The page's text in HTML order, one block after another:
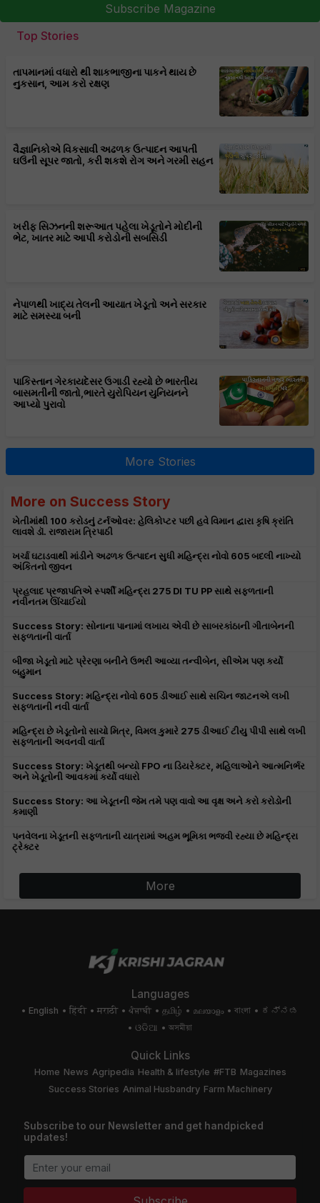
Subscribe Magazine
Top Stories
તાપમાનમાં વધારો થી શાકભાજીના પાકને થાય છે
નુકસાન, આમ કરો રક્ષણ
વૈજ્ઞાનિકોએ વિકસાવી અઢળક ઉત્પાદન આપતી
ઘઉંની સૂપર જાતો, કરી શકશે રોગ અને ગરમી સહન
ખરીફ સિઝનની શરૂઆત પહેલા ખેડૂતોને મોદીની
ભેટ, ખાતર માટે આપી કરોડોની સબસિડી
નેપાળથી ખાદ્ય તેલની આયાત ખેડૂતો અને સરકાર
માટે સમસ્યા બની
પાકિસ્તાન ગેરકાયદેસર ઉગાડી રહ્યો છે ભારતીય
બાસમતીની જાતો,ભારતે યુરોપિયન યુનિયનને
આપ્યો પુરાવો
More Stories
More on Success Story
ખેતીમાંથી 100 કરોડનું ટર્નઓવર: હેલિકોપ્ટર પછી હવે વિમાન દ્વારા કૃષિ ક્રાંતિ
લાવશે ડૉ. રાજારામ ત્રિપાઠી
ખર્ચા ઘટાડવાથી માંડીને અઢળક ઉત્પાદન સુધી મહિન્દ્રા નોવો 605 બદલી નાખ્યો
અંકિતનો જીવન
પ્રહલાદ પ્રજાપતિએ સ્પર્શી મહિન્દ્રા 275 DI TU PP સાથે સફળતાની
નવીનતમ ઊંચાઈયો
Success Story: સોનાના પાનામાં લખાય એવી છે સાબરકાંઠાની ગીતાબેનની
સફળતાની વાર્તા
બીજા ખેડૂતો માટે પ્રેરણા બનીને ઉભરી આવ્યા તન્વીબેન, સીએમ પણ કર્યો
બહુમાન
Success Story: મહિન્દ્રા નોવો 605 ડીઆઈ સાથે સચિન જાટનએ લખી
સફળતાની નવી વાર્તા
મહિન્દ્રા છે ખેડૂતોનો સાચો મિત્ર, વિમલ કુમારે 275 ડીઆઈ ટીયુ પીપી સાથે લખી
સફળતાની અવનવી વાર્તા
Success Story: ખેડૂતથી બન્યો FPO ના ડિયરેક્ટર, મહિલાઓને આત્મનિર્ભર
અને ખેડૂતોની આવકમાં કર્યો વધારો
Success Story: આ ખેડૂતની જેમ તમે પણ વાવો આ વૃક્ષ અને કરો કરોડોની
કમાણી
પનવેલના ખેડૂતની સફળતાની યાત્રામાં અહમ ભૂમિકા ભજવી રહ્યા છે મહિન્દ્રા
ટ્રેક્ટર
More
Languages
English हिंदी मराठी ਪੰਜਾਬੀ தமிழ் മലയാളം বাংলা
ಕನ್ನಡ
ଓଡିଆ
অসমীয়া
Quick Links
Home News Agripedia Health & lifestyle #FTB Magazines
Success Stories Animal Husbandry Farm Machinery
Subscribe to our Newsletter and get handpicked
updates!